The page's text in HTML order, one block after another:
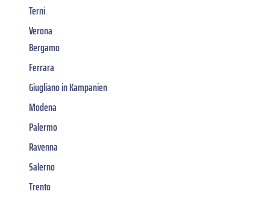
Terni
Verona
Bergamo
Ferrara
Giugliano in Kampanien
Modena
Palermo
Ravenna
Salerno
Trento